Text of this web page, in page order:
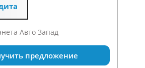
Авто Запад
предложение